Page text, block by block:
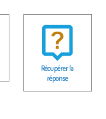
Récupérer la
réponse